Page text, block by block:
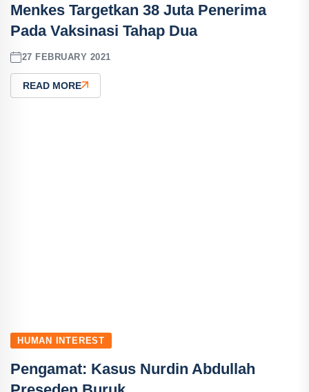
Menkes Targetkan 38 Juta Penerima
Pada Vaksinasi Tahap Dua
27 FEBRUARY 2021
READ MORE
HUMAN INTEREST
Pengamat: Kasus Nurdin Abdullah